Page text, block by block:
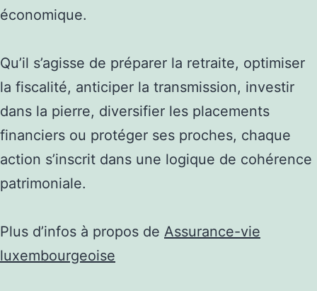
économique.
Qu’il s’agisse de préparer la retraite, optimiser
la fiscalité, anticiper la transmission, investir
dans la pierre, diversifier les placements
financiers ou protéger ses proches, chaque
action s’inscrit dans une logique de cohérence
patrimoniale.
Plus d’infos à propos de Assurance-vie
luxembourgeoise